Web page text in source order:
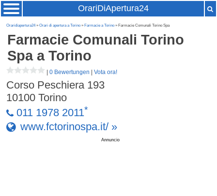
OrariDiApertura24
Oraridiapertura24»Orari di apertura a Torino » Farmacie a Torino » Farmacie Comunali Torino Spa
Farmacie Comunali Torino
Spaa Torino
|0 Bewertungen |Vota ora!
Corso Peschiera 193
10100 Torino
011 1978 2011*
www.fctorinospa.it/ »
Annuncio